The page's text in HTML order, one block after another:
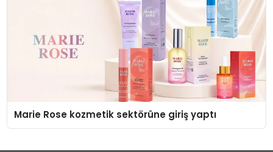
Marie Rose kozmetik sektörüne giriş yaptı